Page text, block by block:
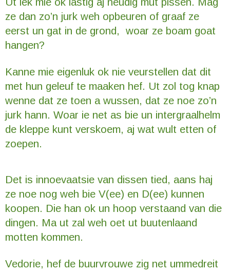
ze dan zo’n jurk weh opbeuren of graaf ze
eerst un gat in de grond, woar ze boam goat
hangen?
Kanne mie eigenluk ok nie veurstellen dat dit
met hun geleuf te maaken hef. Ut zol tog knap
wenne dat ze toen a wussen, dat ze noe zo’n
jurk hann. Woar ie net as bie un intergraalhelm
de kleppe kunt verskoem, aj wat wult etten of
zoepen.
Det is innoevaatsie van dissen tied, aans haj
ze noe nog weh bie V(ee) en D(ee) kunnen
koopen. Die han ok un hoop verstaand van die
dingen. Ma ut zal weh oet ut buutenlaand
motten kommen.
Vedorie, hef de buurvrouwe zig net ummedreit